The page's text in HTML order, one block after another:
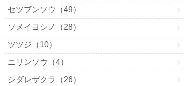
セツブンソウ（49）
ソメイヨシノ（28）
ツツジ（10）
ニリンソウ（4）
シダレザクラ（26）